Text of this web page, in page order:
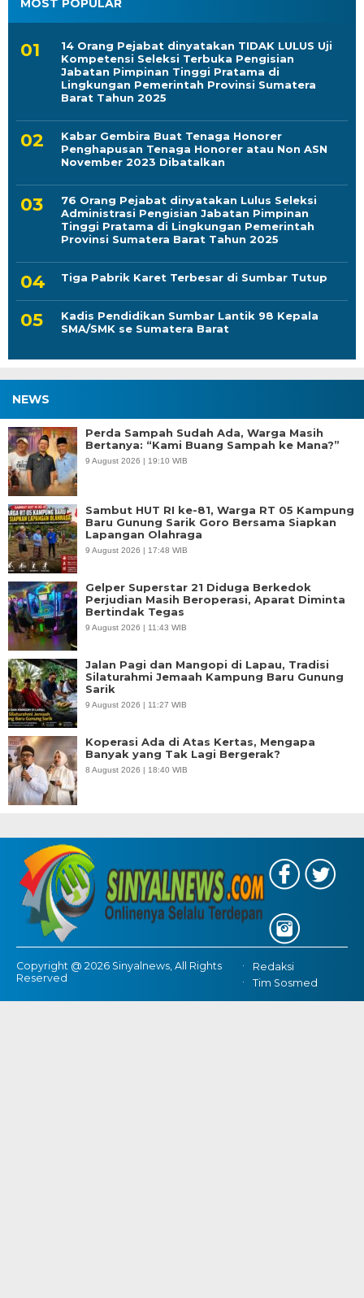
14 Orang Pejabat dinyatakan TIDAK LULUS Uji
Kompetensi Seleksi Terbuka Pengisian
Lingkungan Pemerintah Provinsi Sumatera
Barat Tahun 2025
Kabar Gembira Buat Tenaga Honorer
November 2023 Dibatalkan
76 Orang Pejabat dinyatakan Lulus Seleksi
Tinggi Pratama di Lingkungan Pemerintah
Provinsi Sumatera Barat Tahun 2025
Tiga Pabrik Karet Terbesar di Sumbar Tutup
Kadis Pendidikan Sumbar Lantik 98 Kepala
NEWS
9 August 2026 | 17:48 WIB
Gelper Superstar 21 Diduga Berkedok
9 August 2026 | 11:43 WIB
Jalan Pagi dan Mangopi di Lapau, Tradisi
9 August 2026 | 11:27 WIB
Koperasi Ada di Atas Kertas, Mengapa
Copyright @ 2026 Sinyalnews, All Rights
Reserved
Redaksi
Tim Sosmed